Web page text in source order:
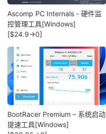
Ascomp PC Internals - 硬件监
控管理工具[Windows]
[$24.9→0]
BootRacer Premium – 系统启动
提速工具[Windows]